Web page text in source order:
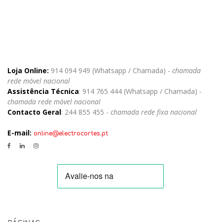
Loja Online: 914 094 949 (Whatsapp / Chamada) - chamada
rede móvel nacional
Assistência Técnica: 914 765 444 (Whatsapp / Chamada) -
chamada rede móvel nacional
Contacto Geral: 244 855 455 - chamada rede fixa nacional
E-mail: online@electrocortes.pt